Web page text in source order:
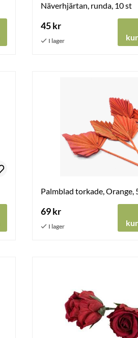
Näverhjärtan, runda, 10 st
45 kr
Palmblad torkade, Orange,
69 kr